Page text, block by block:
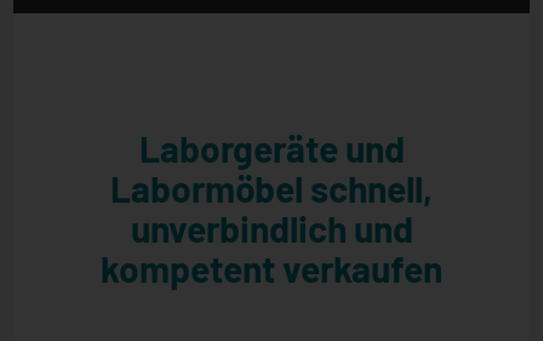
Laborgeräte und
Labormöbel schnell,
unverbindlich und
kompetent verkaufen